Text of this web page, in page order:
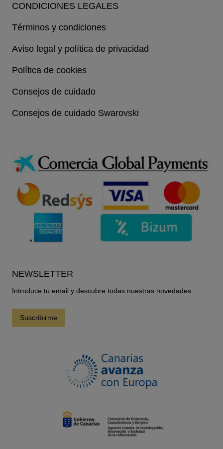
CONDICIONES LEGALES
Términos y condiciones
Aviso legal y política de privacidad
Política de cookies
Consejos de cuidado
Consejos de cuidado Swarovski
NEWSLETTER
Introduce tu email y descubre todas nuestras novedades
Suscribirme